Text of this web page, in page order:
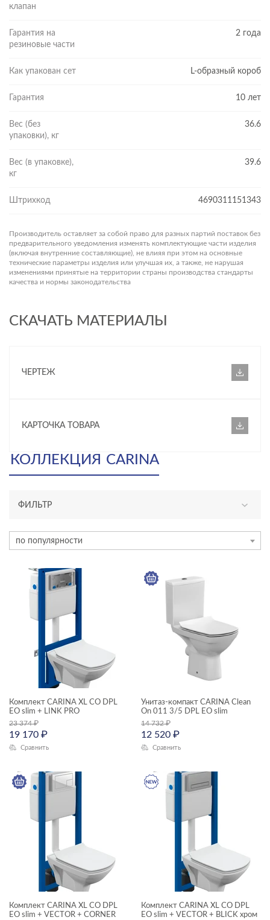
клапан
Гарантия на
резиновые части
2 года
Как упакован сет L-образный короб
Гарантия 10 лет
Вес (без
упаковки), кг
36.6
Вес (в упаковке),
кг
39.6
Штрихкод 4690311151343
Производитель оставляет за собой право для разных партий поставок без
предварительного уведомления изменять комплектующие части изделия
(включая внутренние составляющие), не влияя при этом на основные
технические параметры изделия или улучшая их, а также, не нарушая
изменениями принятые на территории страны производства стандарты
качества и нормы законодательства
СКАЧАТЬ МАТЕРИАЛЫ
ЧЕРТЕЖ
КАРТОЧКА ТОВАРА
КОЛЛЕКЦИЯ CARINA
ФИЛЬТР
новинка
КАТЕГОРИЯ
инсталляции и комплекты
унитазы, биде, писсуары
ТИП ПРОДУКТА
комплекты (готовые решения)
раковины мебельные
раковины с пьедесталом
сиденья для унитазов
унитазы подвесные
унитазы-компакты
ГАБАРИТЫ
по популярности
Комплект CARINA XL CO DPL
EO slim + LINK PRO
23 374₽
19 170 ₽
Сравнить
Унитаз-компакт CARINA Clean
On 011 3/5 DPL EO slim
14 732₽
12 520 ₽
Сравнить
Комплект CARINA XL CO DPL
EO slim + VECTOR + CORNER
Комплект CARINA XL CO DPL
EO slim + VECTOR + BLICK хром